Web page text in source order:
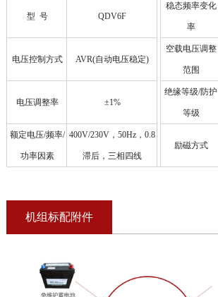
型 号 QDV6F
稳态频率变化
率
电压控制方式 AVR(自动电压稳定)
空载电压调整
范围
电压调整率 ±1%
绝缘等级/防护
等级
额定电压/频率/
功率因素
400V/230V，50Hz，0.8
滞后，三相四线
励磁方式
机组标配附件